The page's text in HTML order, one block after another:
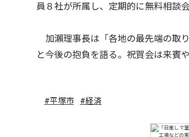
員８社が所属し、定期的に無料相談
加瀨理事長は「各地の最先端の取
と今後の抱負を語る。祝賀会は来賓
#平塚市 #経済